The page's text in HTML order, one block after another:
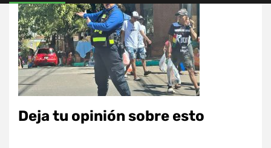
Deja tu opinión sobre esto